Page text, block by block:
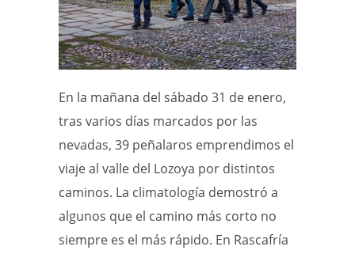
En la mañana del sábado 31 de enero,
tras varios días marcados por las
nevadas, 39 peñalaros emprendimos el
viaje al valle del Lozoya por distintos
caminos. La climatología demostró a
algunos que el camino más corto no
siempre es el más rápido. En Rascafría